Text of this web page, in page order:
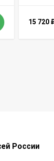
15 720
России